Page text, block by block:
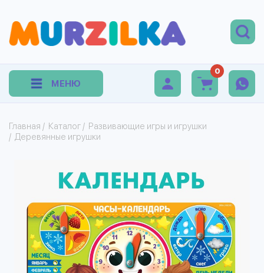
МЕНЮ
0
Главная / Каталог / Развивающие игры и игрушки
/ Деревянные игрушки